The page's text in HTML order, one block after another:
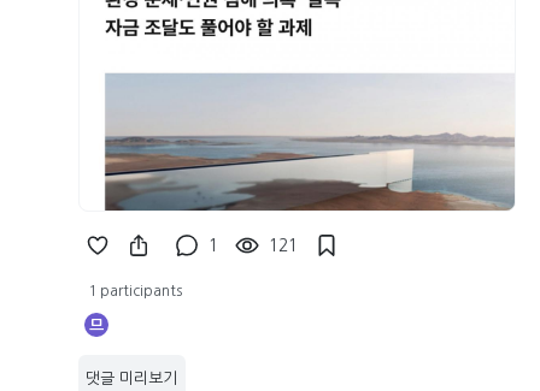
1 121
1 participants
므
댓글 미리보기